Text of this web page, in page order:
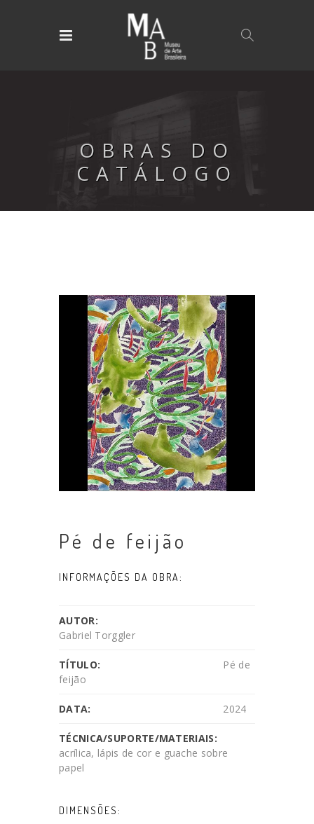
OBRAS DO
CATÁLOGO
Pé de feijão
INFORMAÇÕES DA OBRA:
AUTOR:
Gabriel Torggler
TÍTULO:
Pé de
feijão
DATA: 2024
TÉCNICA/SUPORTE/MATERIAIS:
acrílica, lápis de cor e guache sobre
papel
DIMENSÕES: